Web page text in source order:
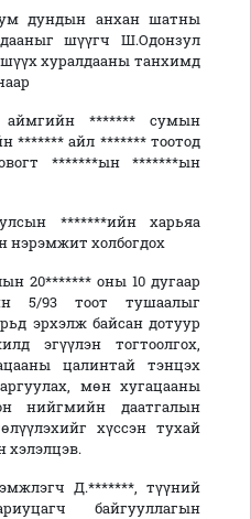
дундын анхан шатны
шүүгч Ш.Одонзул
хуралдааны танхимд
аймгийн ******* сумын
******* айл ******* тоотод
*******ын *******ын
*******ийн харьяа
нэрэмжит холбогдох
20******* оны 10 дугаар
5/93 тоот тушаалыг
эрхэлж байсан дотуур
эгүүлэн тогтоолгох,
цалинтай тэнцэх
мөн хугацааны
нийгмийн даатгалын
хүссэн тухай
хэлэлцэв.
Д.*******, түүний
байгууллагын